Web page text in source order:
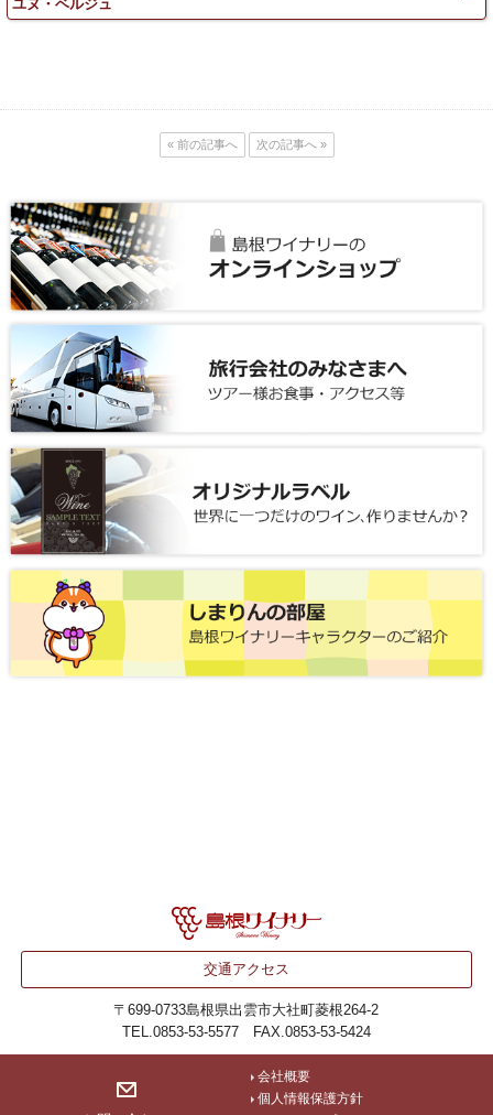
ユヌ・ベルジュ
« 前の記事へ 次の記事へ »
交通アクセス
〒699-0733島根県出雲市大社町菱根264-2
TEL.0853-53-5577 FAX.0853-53-5424
会社概要
個人情報保護方針